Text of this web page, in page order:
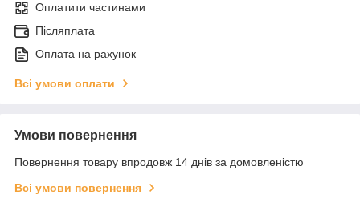
Оплатити частинами
Післяплата
Оплата на рахунок
Всі умови оплати
Умови повернення
Повернення товару впродовж 14 днів за домовленістю
Всі умови повернення